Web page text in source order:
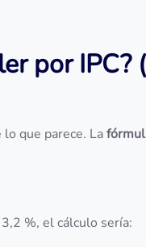
por IPC?
que parece. La
%, el cálculo sería: